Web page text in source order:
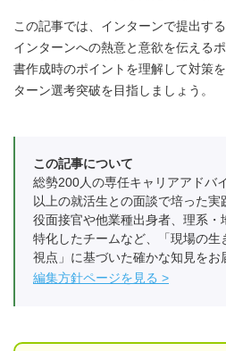
この記事では、インターンで提出す
インターンへの熱意と意欲を伝える
書作成時のポイントを理解して対策
ターン選考突破を目指しましょう。
この記事について
総勢200人の専任キャリアアドバ
以上の就活生との面談で培った実
役面接官や他業種出身者、理系・
特化したチームなど、「現場の生
視点」に基づいた確かな知見をお
編集方針ページを見る